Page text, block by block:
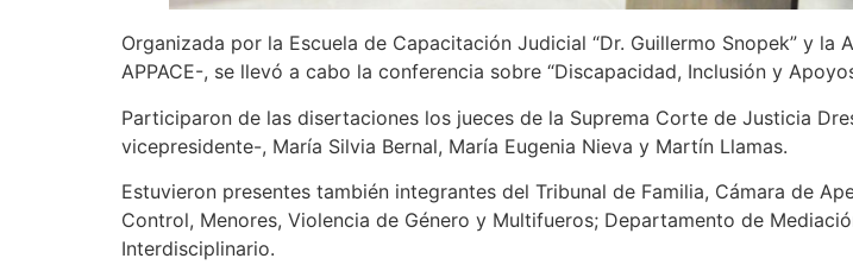
Organizada por la Escuela de Capacitación Judicial “Dr. Guillermo Snopek” y
APPACE-, se llevó a cabo la conferencia sobre “Discapacidad, Inclusión y
Participaron de las disertaciones los jueces de la Suprema Corte de Justicia
vicepresidente-, María Silvia Bernal, María Eugenia Nieva y Martín Llamas.
Estuvieron presentes también integrantes del Tribunal de Familia, Cámara de
Control, Menores, Violencia de Género y Multifueros; Departamento de
Interdisciplinario.